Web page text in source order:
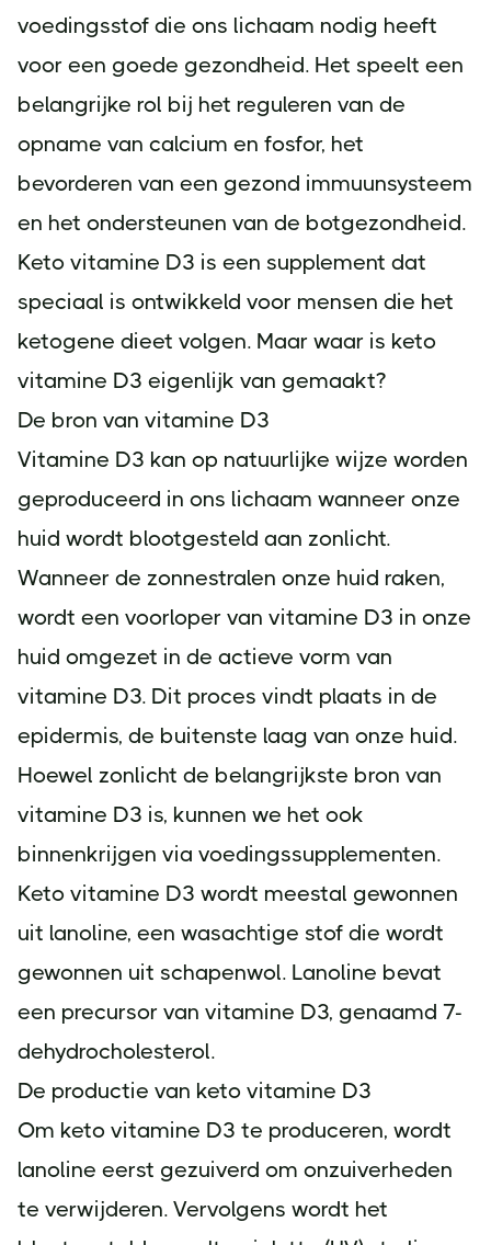
voedingsstof die ons lichaam nodig heeft
voor een goede gezondheid. Het speelt een
belangrijke rol bij het reguleren van de
opname van calcium en fosfor, het
bevorderen van een gezond immuunsysteem
en het ondersteunen van de botgezondheid.
Keto vitamine D3 is een supplement dat
speciaal is ontwikkeld voor mensen die het
ketogene dieet volgen. Maar waar is keto
vitamine D3 eigenlijk van gemaakt?
De bron van vitamine D3
Vitamine D3 kan op natuurlijke wijze worden
geproduceerd in ons lichaam wanneer onze
huid wordt blootgesteld aan zonlicht.
Wanneer de zonnestralen onze huid raken,
wordt een voorloper van vitamine D3 in onze
huid omgezet in de actieve vorm van
vitamine D3. Dit proces vindt plaats in de
epidermis, de buitenste laag van onze huid.
Hoewel zonlicht de belangrijkste bron van
vitamine D3 is, kunnen we het ook
binnenkrijgen via voedingssupplementen.
Keto vitamine D3 wordt meestal gewonnen
uit lanoline, een wasachtige stof die wordt
gewonnen uit schapenwol. Lanoline bevat
een precursor van vitamine D3, genaamd 7-
dehydrocholesterol.
De productie van keto vitamine D3
Om keto vitamine D3 te produceren, wordt
lanoline eerst gezuiverd om onzuiverheden
te verwijderen. Vervolgens wordt het